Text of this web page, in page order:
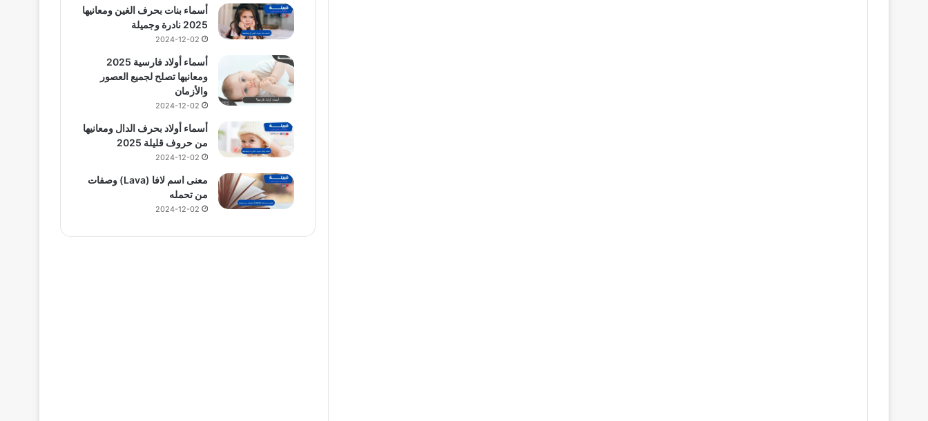
أسماء بنات بحرف الغين ومعانيها
2025 نادرة وجميلة
2024-12-02
أسماء أولاد فارسية 2025
ومعانيها تصلح لجميع العصور
والأزمان
2024-12-02
أسماء أولاد بحرف الدال ومعانيها
من حروف قليلة 2025
2024-12-02
معنى اسم لافا (Lava) وصفات
من تحمله
2024-12-02